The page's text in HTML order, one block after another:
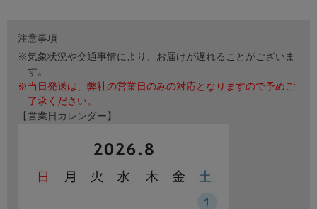
注意事項
※気象状況や交通事情により、お届けが遅れることがございま
す。
※当日発送は、弊社の営業日のみの対応となりますので予めご
了承ください。
【営業日カレンダー】